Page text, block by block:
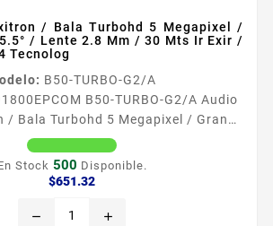
/ Bala Turbohd 5 Megapixel /
/ Lente 2.8 Mm / 30 Mts Ir Exir /
Tecnolog
B50-TURBO-G2/A
EPCOM B50-TURBO-G2/A Audio
/ Bala Turbohd 5 Megapixel / Gran
/ Lente 2.8 Mm / 30 Mts Ir Exir /
Tecnolog Audio Video y Datos por el
Caracteriacutesticas principales
28 mm aacutengulo de visioacuten
Stock 500 Disponible.
$651.32Precio
remove add